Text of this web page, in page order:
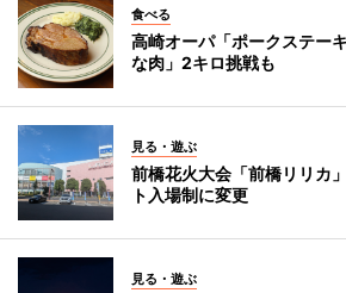
食べる
高崎オーパ「ポークステー
な肉」2キロ挑戦も
見る・遊ぶ
前橋花火大会「前橋リリカ
ト入場制に変更
見る・遊ぶ